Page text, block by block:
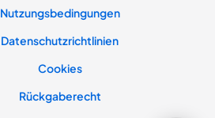
Nutzungsbedingungen
Datenschutzrichtlinien
Cookies
Rückgaberecht